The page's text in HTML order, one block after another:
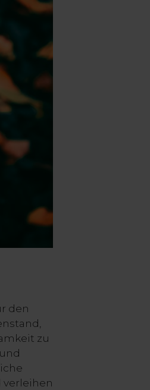
den
zu
verleihen